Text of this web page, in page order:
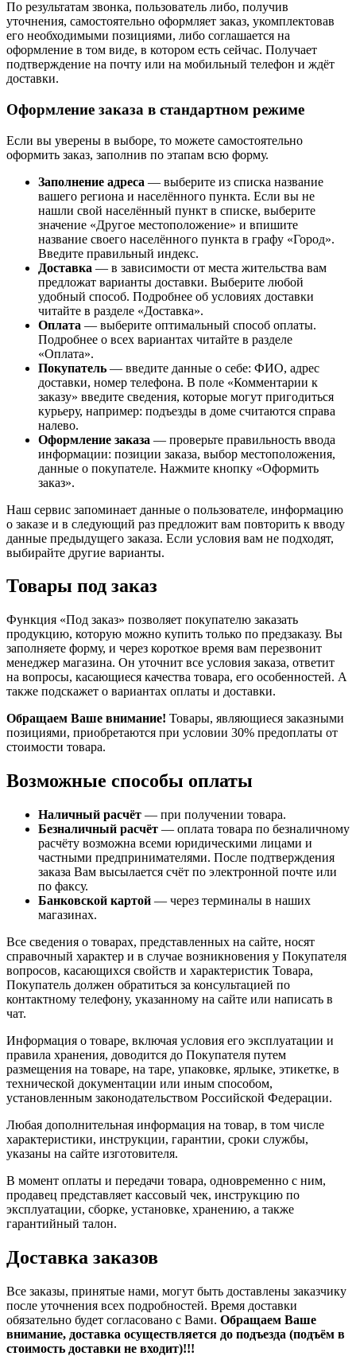
По результатам звонка, пользователь либо, получив
уточнения, самостоятельно оформляет заказ, укомплектовав
его необходимыми позициями, либо соглашается на
оформление в том виде, в котором есть сейчас. Получает
подтверждение на почту или на мобильный телефон и ждёт
доставки.
Оформление заказа в стандартном режиме
Если вы уверены в выборе, то можете самостоятельно
оформить заказ, заполнив по этапам всю форму.
Заполнение адреса — выберите из списка название
вашего региона и населённого пункта. Если вы не
нашли свой населённый пункт в списке, выберите
значение «Другое местоположение» и впишите
название своего населённого пункта в графу «Город».
Введите правильный индекс.
Доставка — в зависимости от места жительства вам
предложат варианты доставки. Выберите любой
удобный способ. Подробнее об условиях доставки
читайте в разделе «Доставка».
Оплата — выберите оптимальный способ оплаты.
Подробнее о всех вариантах читайте в разделе
«Оплата».
Покупатель — введите данные о себе: ФИО, адрес
доставки, номер телефона. В поле «Комментарии к
заказу» введите сведения, которые могут пригодиться
курьеру, например: подъезды в доме считаются справа
налево.
Оформление заказа — проверьте правильность ввода
информации: позиции заказа, выбор местоположения,
данные о покупателе. Нажмите кнопку «Оформить
заказ».
Наш сервис запоминает данные о пользователе, информацию
о заказе и в следующий раз предложит вам повторить к вводу
данные предыдущего заказа. Если условия вам не подходят,
выбирайте другие варианты.
Товары под заказ
Функция «Под заказ» позволяет покупателю заказать
продукцию, которую можно купить только по предзаказу. Вы
заполняете форму, и через короткое время вам перезвонит
менеджер магазина. Он уточнит все условия заказа, ответит
на вопросы, касающиеся качества товара, его особенностей. А
также подскажет о вариантах оплаты и доставки.
Обращаем Ваше внимание! Товары, являющиеся заказными
позициями, приобретаются при условии 30% предоплаты от
стоимости товара.
Возможные способы оплаты
Наличный расчёт — при получении товара.
Безналичный расчёт — оплата товара по безналичному
расчёту возможна всеми юридическими лицами и
частными предпринимателями. После подтверждения
заказа Вам высылается счёт по электронной почте или
по факсу.
Банковской картой — через терминалы в наших
магазинах.
Все сведения о товарах, представленных на сайте, носят
справочный характер и в случае возникновения у Покупателя
вопросов, касающихся свойств и характеристик Товара,
Покупатель должен обратиться за консультацией по
контактному телефону, указанному на сайте или написать в
чат.
Информация о товаре, включая условия его эксплуатации и
правила хранения, доводится до Покупателя путем
размещения на товаре, на таре, упаковке, ярлыке, этикетке, в
технической документации или иным способом,
установленным законодательством Российской Федерации.
Любая дополнительная информация на товар, в том числе
характеристики, инструкции, гарантии, сроки службы,
указаны на сайте изготовителя.
В момент оплаты и передачи товара, одновременно с ним,
продавец представляет кассовый чек, инструкцию по
эксплуатации, сборке, установке, хранению, а также
гарантийный талон.
Доставка заказов
Все заказы, принятые нами, могут быть доставлены заказчику
после уточнения всех подробностей. Время доставки
обязательно будет согласовано с Вами. Обращаем Ваше
внимание, доставка осуществляется до подъезда (подъём в
стоимость доставки не входит)!!!